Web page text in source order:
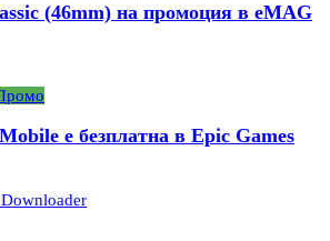
(46mm) на промоция в eMAG
е безплатна в Epic Games